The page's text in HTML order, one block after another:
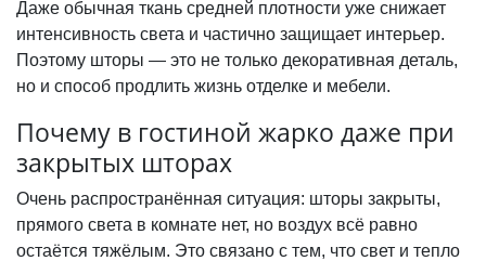
Даже обычная ткань средней плотности уже снижает
интенсивность света и частично защищает интерьер.
Поэтому шторы — это не только декоративная деталь,
но и способ продлить жизнь отделке и мебели.
Почему в гостиной жарко даже при
закрытых шторах
Очень распространённая ситуация: шторы закрыты,
прямого света в комнате нет, но воздух всё равно
остаётся тяжёлым. Это связано с тем, что свет и тепло